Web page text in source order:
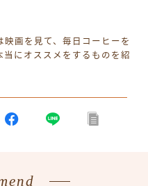
画を見て、毎日コーヒーを
にオススメをするものを紹